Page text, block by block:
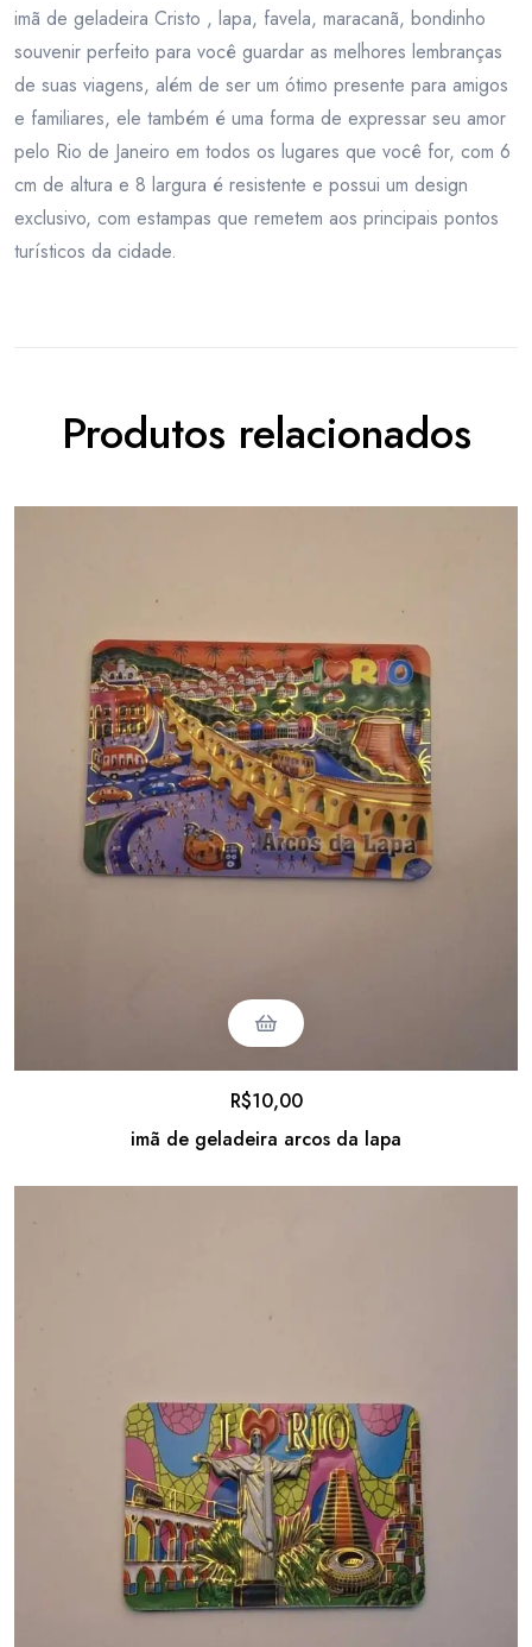
imã de geladeira Cristo , lapa, favela, maracanã, bondinho
souvenir perfeito para você guardar as melhores lembranças
de suas viagens, além de ser um ótimo presente para amigos
e familiares, ele também é uma forma de expressar seu amor
pelo Rio de Janeiro em todos os lugares que você for, com 6
cm de altura e 8 largura é resistente e possui um design
exclusivo, com estampas que remetem aos principais pontos
turísticos da cidade.
Produtos relacionados
imã de geladeira arcos da lapa
R$10,00